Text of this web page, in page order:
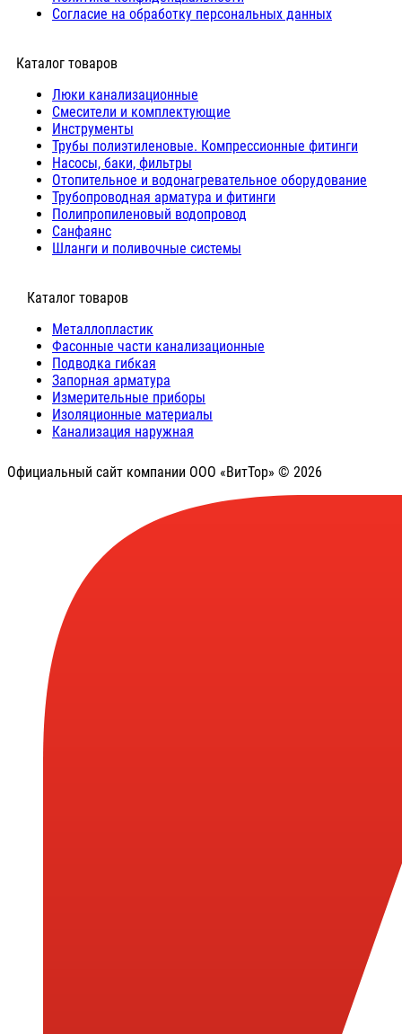
Согласие на обработку персональных данных
Каталог товаров
Люки канализационные
Cмесители и комплектующие
Инструменты
Трубы полиэтиленовые. Компрессионные фитинги
Насосы, баки, фильтры
Отопительное и водонагревательное оборудование
Трубопроводная арматура и фитинги
Полипропиленовый водопровод
Санфаянс
Шланги и поливочные системы
⠀Каталог товаров
Металлопластик
Фасонные части канализационные
Подводка гибкая
Запорная арматура
Измерительные приборы
Изоляционные материалы
Канализация наружная
Официальный сайт компании ООО «ВитТор» © 2026